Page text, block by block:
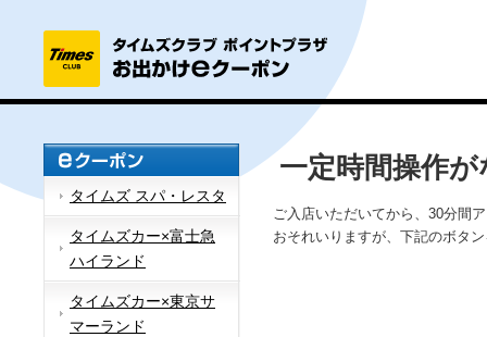
タイムズ スパ・レスタ
タイムズカー×富士急
ハイランド
タイムズカー×東京サ
マーランド
一定時間操作
ご入店いただいてから、30分間
おそれいりますが、下記のボタ